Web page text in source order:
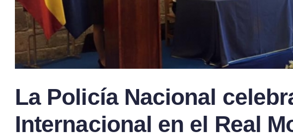
La Policía Nacional
Internacional en el Real